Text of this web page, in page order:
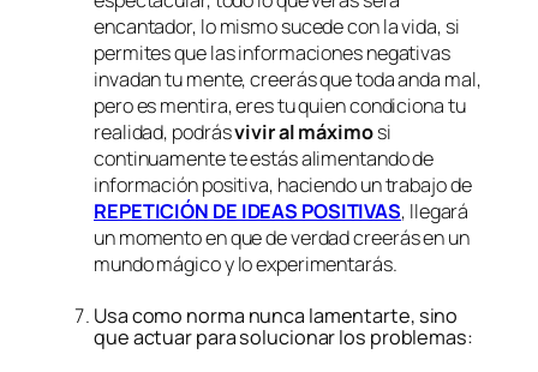
encantador, lo mismo sucede con la vida, si
permites que las informaciones negativas
invadan tu mente, creerás que toda anda mal,
pero es mentira, eres tu quien condiciona tu
realidad, podrásvivir al máximosi
continuamente te estás alimentando de
información positiva, haciendo un trabajo de
REPETICIÓN DE IDEAS POSITIVAS, llegará
un momento en que de verdad creerás en un
mundo mágico y lo experimentarás.
Usa como norma nunca lamentarte, sino
que actuar para solucionar los problemas: